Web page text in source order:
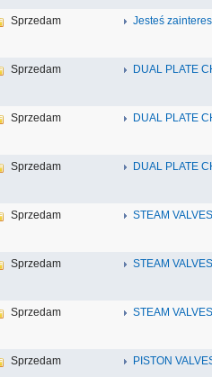
Sprzedam Jesteś
Sprzedam DUAL PLATE
Sprzedam DUAL PLATE
Sprzedam DUAL PLATE
Sprzedam STEAM
Sprzedam STEAM
Sprzedam STEAM
Sprzedam PISTON